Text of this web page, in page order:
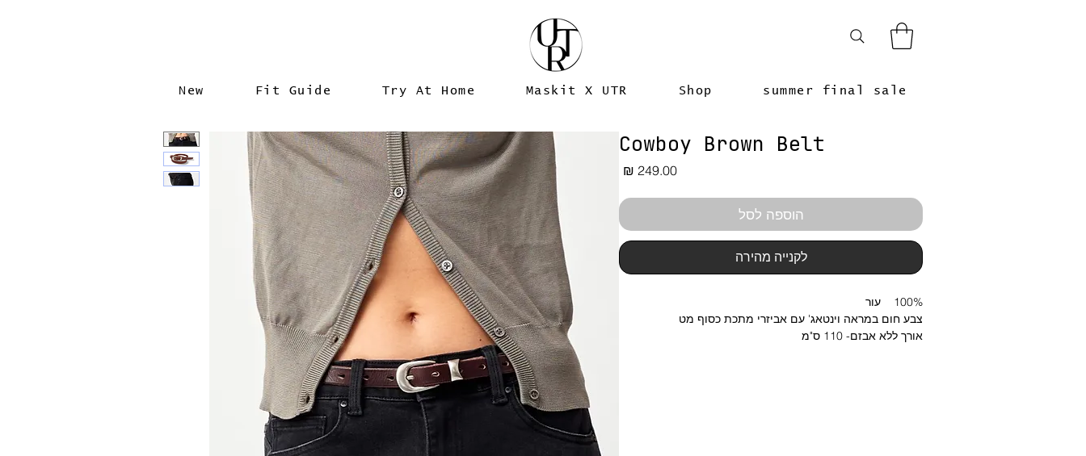
New Fit Guide Try At Home Maskit X UTR Shop summer final sale
Cowboy Brown Belt
הוספה לסל
לקנייה מהירה
100% עור
צבע חום במראה וינטאג' עם אביזרי מתכת כסוף מט
אורך ללא אבזם- 110 ס"מ